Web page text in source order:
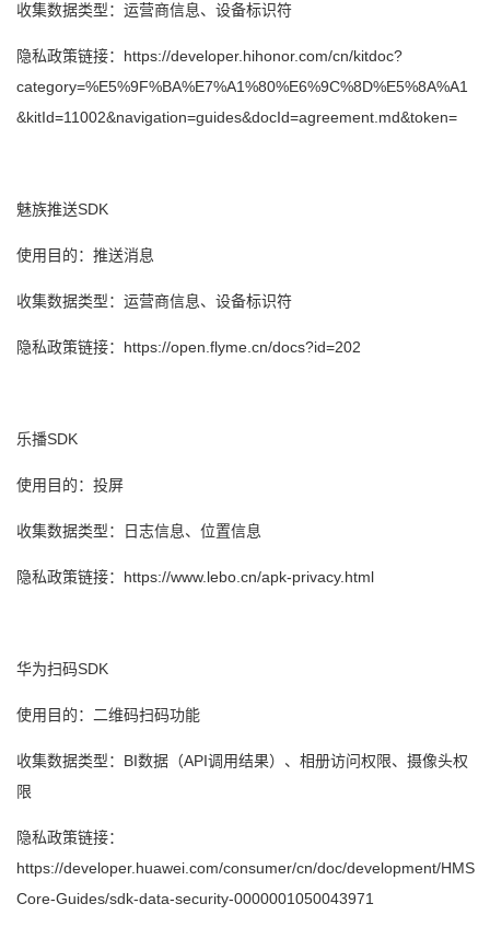
收集数据类型：运营商信息、设备标识符
隐私政策链接：https://developer.hihonor.com/cn/kitdoc?
category=%E5%9F%BA%E7%A1%80%E6%9C%8D%E5%8A%A1
&kitId=11002&navigation=guides&docId=agreement.md&token=
魅族推送SDK
使用目的：推送消息
收集数据类型：运营商信息、设备标识符
隐私政策链接：https://open.flyme.cn/docs?id=202
乐播SDK
使用目的：投屏
收集数据类型：日志信息、位置信息
隐私政策链接：https://www.lebo.cn/apk-privacy.html
华为扫码SDK
使用目的：二维码扫码功能
收集数据类型：BI数据（API调用结果）、相册访问权限、摄像头权
限
隐私政策链接：
https://developer.huawei.com/consumer/cn/doc/development/HMS
Core-Guides/sdk-data-security-0000001050043971